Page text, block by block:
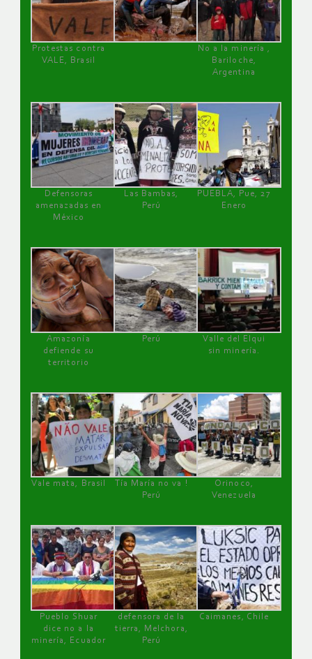
Protestas contra
VALE, Brasil
No a la minería ,
Bariloche,
Argentina
Defensoras
amenazadas en
México
Las Bambas,
Perú
PUEBLA, Pue, 27
Enero
Amazonía
defiende su
territorio
Perú
Valle del Elqui
sin minería.
Vale mata, Brasil
Tía María no va !
Perú
Orinoco,
Venezuela
Pueblo Shuar
dice no a la
minería, Ecuador
defensora de la
tierra, Melchora,
Perú
Caimanes, Chile